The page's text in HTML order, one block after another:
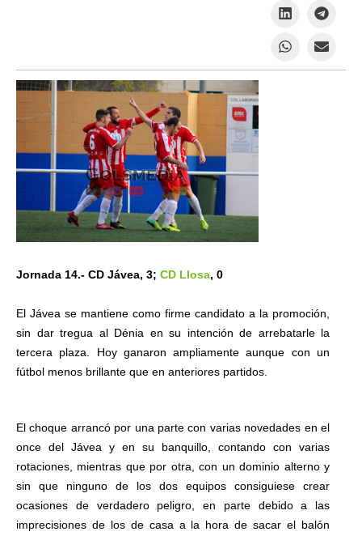
Jornada 14.- CD Jávea, 3; CD Llosa, 0
El Jávea se mantiene como firme candidato a la promoción,
sin dar tregua al Dénia en su intención de arrebatarle la
tercera plaza. Hoy ganaron ampliamente aunque con un
fútbol menos brillante que en anteriores partidos.
El choque arrancó por una parte con varias novedades en el
once del Jávea y en su banquillo, contando con varias
rotaciones, mientras que por otra, con un dominio alterno y
sin que ninguno de los dos equipos consiguiese crear
ocasiones de verdadero peligro, en parte debido a las
imprecisiones de los de casa a la hora de sacar el balón